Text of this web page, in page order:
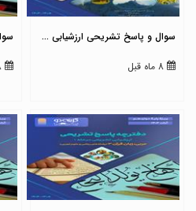
سوال و پاسخ تشریحی ارزشیابی ...
8 ماه قبل
8